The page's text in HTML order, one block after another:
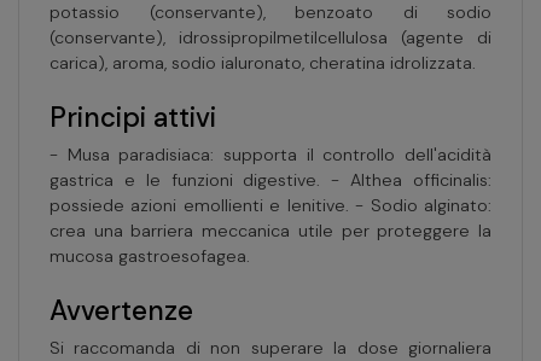
potassio (conservante), benzoato di sodio
(conservante), idrossipropilmetilcellulosa (agente di
carica), aroma, sodio ialuronato, cheratina idrolizzata.
Principi attivi
- Musa paradisiaca: supporta il controllo dell'acidità
gastrica e le funzioni digestive. - Althea officinalis:
possiede azioni emollienti e lenitive. - Sodio alginato:
crea una barriera meccanica utile per proteggere la
mucosa gastroesofagea.
Avvertenze
Si raccomanda di non superare la dose giornaliera